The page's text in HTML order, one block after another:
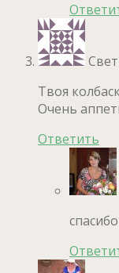
Твоя
Очень
Ответить